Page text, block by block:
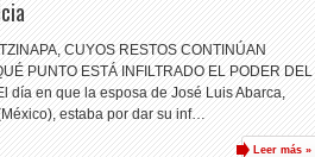
CUYOS RESTOS CONTINÚAN
PUNTO ESTÁ INFILTRADO EL PODER DEL
día en que la esposa de José Luis Abarca,
estaba por dar su inf…
Leer más »